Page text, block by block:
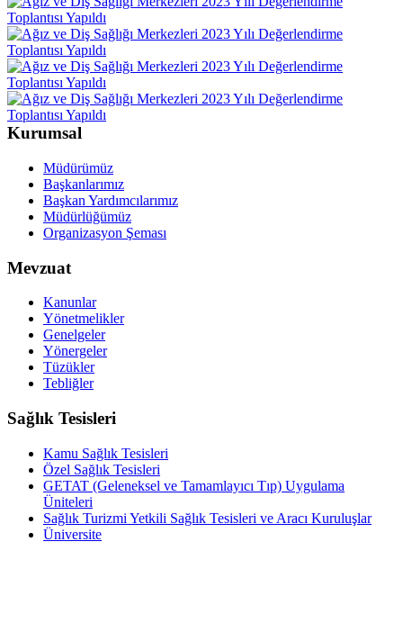
Kurumsal
Müdürümüz
Başkanlarımız
Başkan Yardımcılarımız
Müdürlüğümüz
Organizasyon Şeması
Mevzuat
Kanunlar
Yönetmelikler
Genelgeler
Yönergeler
Tüzükler
Tebliğler
Sağlık Tesisleri
Kamu Sağlık Tesisleri
Özel Sağlık Tesisleri
GETAT (Geleneksel ve Tamamlayıcı Tıp) Uygulama
Üniteleri
Sağlık Turizmi Yetkili Sağlık Tesisleri ve Aracı Kuruluşlar
Üniversite